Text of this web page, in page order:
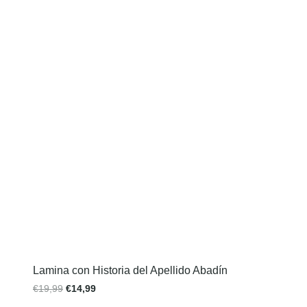
Lamina con Historia del Apellido Abadín
€19,99 €14,99